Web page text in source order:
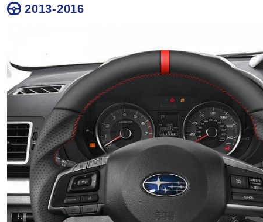
2013-2016